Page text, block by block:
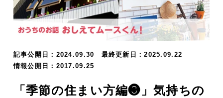
記事公開日：2024.09.30 最終更新日：2025.09.22
情報公開日：2017.09.25
「季節の住まい方編❸」気持ちの